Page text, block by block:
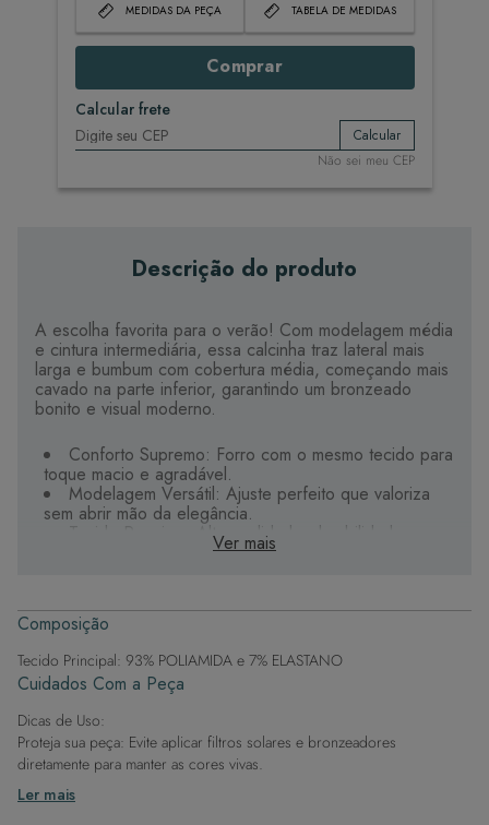
MEDIDAS DA PEÇA TABELA DE MEDIDAS
Comprar
Calcular frete
Calcular
Não sei meu CEP
Descrição do produto
A escolha favorita para o verão! Com modelagem média
e cintura intermediária, essa calcinha traz lateral mais
larga e bumbum com cobertura média, começando mais
cavado na parte inferior, garantindo um bronzeado
bonito e visual moderno.
Conforto Supremo: Forro com o mesmo tecido para
toque macio e agradável.
Modelagem Versátil: Ajuste perfeito que valoriza
sem abrir mão da elegância.
Tecido Premium: Alta qualidade, durabilidade e
Ver mais
Composição
Tecido Principal: 93% POLIAMIDA e 7% ELASTANO
Cuidados Com a Peça
Dicas de Uso:
Proteja sua peça: Evite aplicar filtros solares e bronzeadores
diretamente para manter as cores vivas.
Após a piscina: Lembre-se de que o cloro pode desgastar o tecido,
então enxague após sair da água.
Ler mais